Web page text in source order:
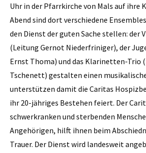
Uhr in der Pfarrkirche von Mals auf ihre
Abend sind dort verschiedene
den Dienst der guten Sache stellen: der
(Leitung Gernot Niederfriniger), der
Ernst Thoma) und das Klarinetten-Trio
Tschenett) gestalten einen
unterstützen damit die Caritas
ihr 20-jähriges Bestehen feiert. Der
schwerkranken und sterbenden
Angehörigen, hilft ihnen beim
Trauer. Der Dienst wird landesweit